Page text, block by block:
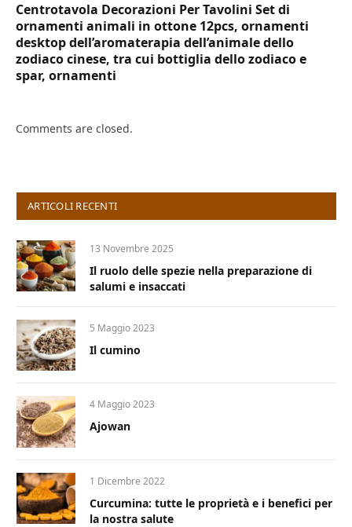
Centrotavola Decorazioni Per Tavolini Set di
ornamenti animali in ottone 12pcs, ornamenti
desktop dell’aromaterapia dell’animale dello
zodiaco cinese, tra cui bottiglia dello zodiaco e
spar, ornamenti
Comments are closed.
ARTICOLI RECENTI
13 Novembre 2025
Il ruolo delle spezie nella preparazione di
salumi e insaccati
5 Maggio 2023
Il cumino
4 Maggio 2023
Ajowan
1 Dicembre 2022
Curcumina: tutte le proprietà e i benefici per
la nostra salute